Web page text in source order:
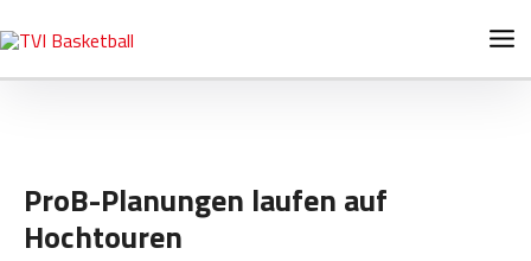
Inhalt
springen
ProB-Planungen laufen auf
Hochtouren
navigation